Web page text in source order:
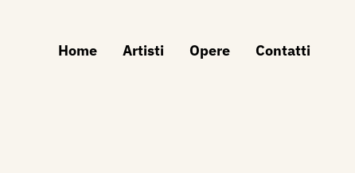
Home Artisti Opere Contatti